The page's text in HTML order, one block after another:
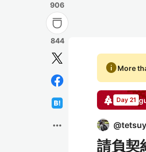
906
844
more_horiz
infoMore
Day 21
@
請負契